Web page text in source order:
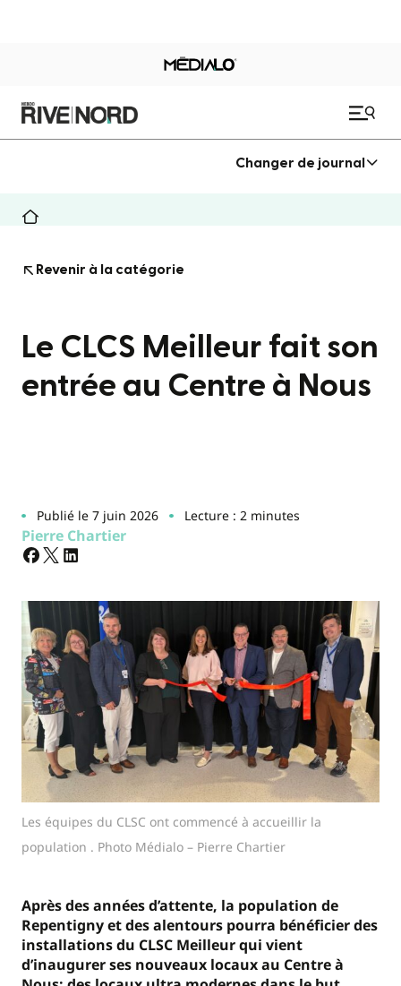
Changer de journal
Revenir à la catégorie
Le CLCS Meilleur fait son
entrée au Centre à Nous
Publié le 7 juin 2026 Lecture : 2 minutes
Pierre Chartier
Les équipes du CLSC ont commencé à accueillir la
population . Photo Médialo – Pierre Chartier
Après des années d’attente, la population de
Repentigny et des alentours pourra bénéficier des
installations du CLSC Meilleur qui vient
d’inaugurer ses nouveaux locaux au Centre à